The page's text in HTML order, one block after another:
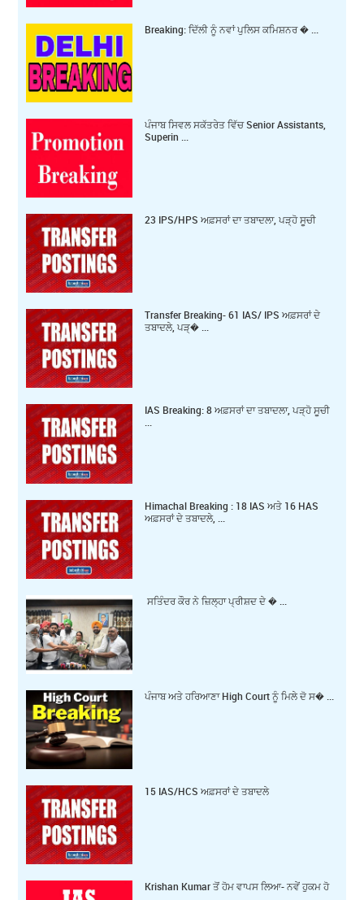
Breaking: ਦਿੱਲੀ ਨੂੰ ਨਵਾਂ ਪੁਲਿਸ ਕਮਿਸ਼ਨਰ � ...
ਪੰਜਾਬ ਸਿਵਲ ਸਕੱਤਰੇਤ ਵਿੱਚ Senior Assistants,
Superin ...
23 IPS/HPS ਅਫ਼ਸਰਾਂ ਦਾ ਤਬਾਦਲਾ, ਪੜ੍ਹੋ ਸੂਚੀ
Transfer Breaking- 61 IAS/ IPS ਅਫ਼ਸਰਾਂ ਦੇ
ਤਬਾਦਲੇ, ਪੜ੍� ...
IAS Breaking: 8 ਅਫ਼ਸਰਾਂ ਦਾ ਤਬਾਦਲਾ, ਪੜ੍ਹੋ ਸੂਚੀ
...
Himachal Breaking : 18 IAS ਅਤੇ 16 HAS
ਅਫ਼ਸਰਾਂ ਦੇ ਤਬਾਦਲੇ, ...
ਸਤਿੰਦਰ ਕੌਰ ਨੇ ਜ਼ਿਲ੍ਹਾ ਪ੍ਰੀਸ਼ਦ ਦੇ � ...
ਪੰਜਾਬ ਅਤੇ ਹਰਿਆਣਾ High Court ਨੂੰ ਮਿਲੇ ਦੋ ਸ� ...
15 IAS/HCS ਅਫ਼ਸਰਾਂ ਦੇ ਤਬਾਦਲੇ
Krishan Kumar ਤੋਂ ਹੋਮ ਵਾਪਸ ਲਿਆ- ਨਵੇਂ ਹੁਕਮ ਹੋ